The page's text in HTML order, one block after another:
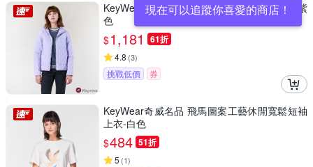
現在可以追蹤你喜愛的商店！
KeyWear奇威名品 玩色插袋連帽鋪棉外套-淺紫
色
$1,181 61折
4.8 (3)
挑戰低價 券
KeyWear奇威名品 飛馬圖案工藝休閒寬鬆短袖
上衣-白色
$484 51折
5 (1)